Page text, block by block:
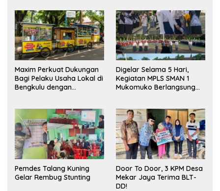
Maxim Perkuat Dukungan
Bagi Pelaku Usaha Lokal di
Bengkulu dengan
Pasar
Digelar Selama 5 Hari,
Kegiatan MPLS SMAN 1
Mukomuko Berlangsung
Pemdes Talang Kuning
Gelar Rembug Stunting
Door To Door, 3 KPM Desa
Mekar Jaya Terima BLT-
DD!